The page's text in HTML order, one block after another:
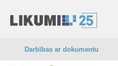
Darbības ar dokumentu